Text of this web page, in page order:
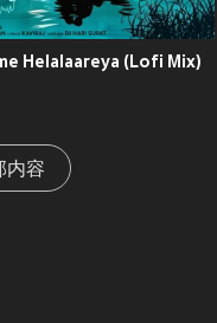
Helalaareya (Lofi Mix)
内容